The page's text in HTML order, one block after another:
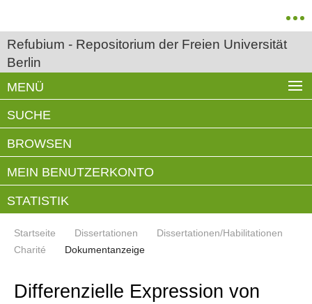
Refubium - Repositorium der Freien Universität
Berlin
MENÜ
SUCHE
BROWSEN
MEIN BENUTZERKONTO
STATISTIK
Startseite Dissertationen
Dissertationen/Habilitationen
Charité
Dokumentanzeige
Differenzielle Expression von